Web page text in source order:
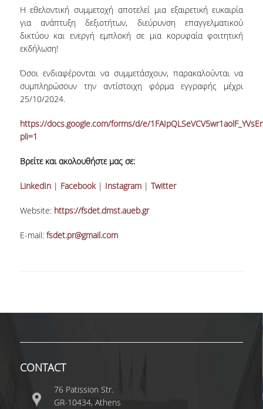
UNDERGRADUATE STUDIES
GUIDE AND STREAMS OF STUDY
INTERNSHIP AND THESIS
POSTGRADUATE PROGRAMS
THE DOCTORAL PROGRAM
RESEARCH SEMINARS
ERASMUS+ PROGRAMME
DEPARTMENT
Η εθελοντική συμμετοχή αποτελεί μια εξαιρετική ευκαιρία
για ανάπτυξη δεξιοτήτων, διεύρυνση επαγγελματικού
δικτύου και ενεργή εμπλοκή σε μια κορυφαία φοιτητική
εκδήλωση!
Όσοι ενδιαφέρονται να συμμετάσχουν, παρακαλούνται να
συμπληρώσουν την αντίστοιχη φόρμα εγγραφής μέχρι
25/10/2024.
https://docs.google.com/forms/d/e/
pli=1
Βρείτε και ακολουθήστε μας σε:
LinkedIn| Facebook| Ιnstagram| Twitter
Website: https://fsdet.dmst.aueb.gr
E-mail: fsdet.pr@gmail.com
CONTACT
76 Patission Str.
GR-10434, Athens